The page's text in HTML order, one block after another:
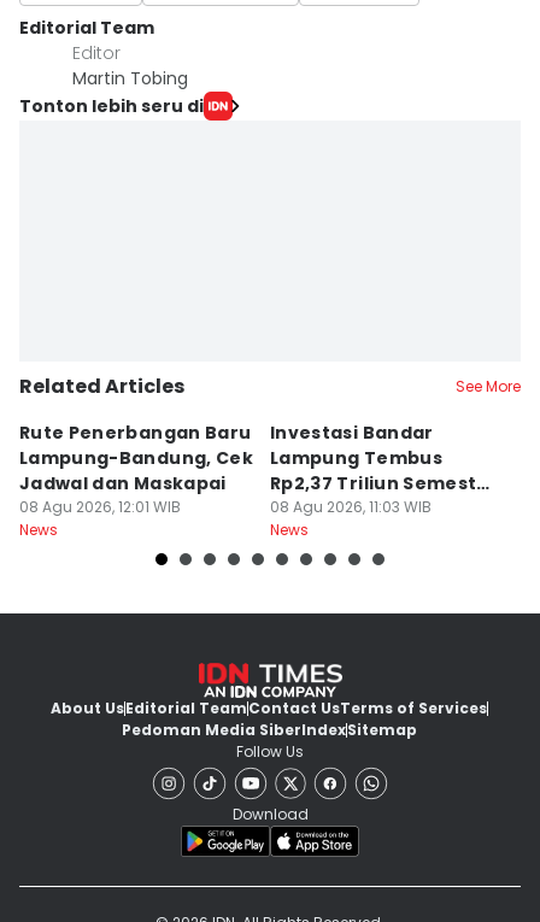
Editorial Team
Editor
Martin Tobing
Tonton lebih seru di
Related Articles See More
Rute Penerbangan Baru
Lampung-Bandung, Cek
Jadwal dan Maskapai
08 Agu 2026, 12:01 WIB
News
Investasi Bandar
Lampung Tembus
Rp2,37 Triliun Semester
I 2026
08 Agu 2026, 11:03 WIB
News
About UsEditorial TeamContact UsTerms of Services
Pedoman Media SiberIndexSitemap
Follow Us
Download